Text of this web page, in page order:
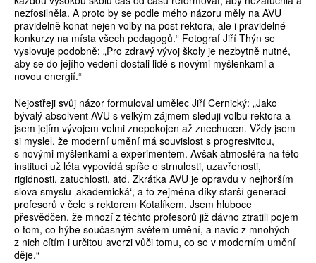
nezfosilněla. A proto by se podle mého názoru měly na AVU
pravidelně konat nejen volby na post rektora, ale i pravidelné
konkurzy na místa všech pedagogů.“ Fotograf Jiří Thýn se
vyslovuje podobně: „Pro zdravý vývoj školy je nezbytně nutné,
aby se do jejího vedení dostali lidé s novými myšlenkami a
novou energií.“
Nejostřeji svůj názor formuloval umělec Jiří Černický: „Jako
bývalý absolvent AVU s velkým zájmem sleduji volbu rektora a
jsem jejím vývojem velmi znepokojen až znechucen. Vždy jsem
si myslel, že moderní umění má souvislost s progresivitou,
s novými myšlenkami a experimentem. Avšak atmosféra na této
instituci už léta vypovídá spíše o strnulosti, uzavřenosti,
rigidnosti, zatuchlosti, atd. Zkrátka AVU je opravdu v nejhorším
slova smyslu ‚akademická‘, a to zejména díky starší generaci
profesorů v čele s rektorem Kotalíkem. Jsem hluboce
přesvědčen, že mnozí z těchto profesorů již dávno ztratili pojem
o tom, co hýbe současným světem umění, a navíc z mnohých
z nich cítím i určitou averzi vůči tomu, co se v moderním umění
děje.“